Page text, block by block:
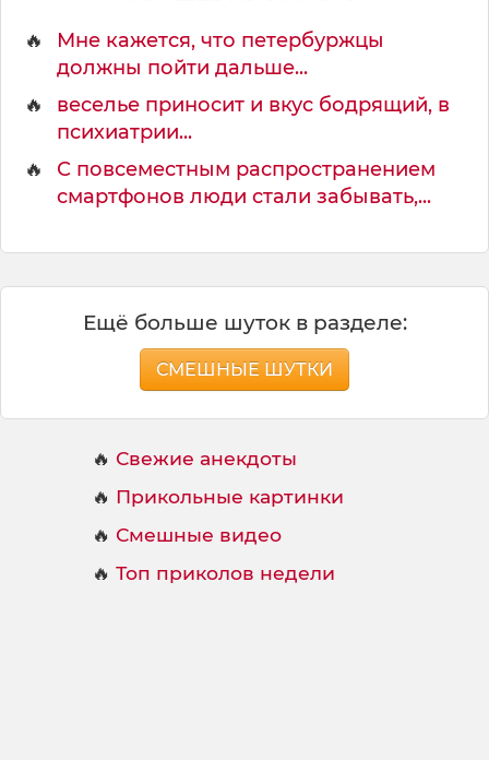
🔥
Мне кажется, что петербуржцы
должны пойти дальше...
🔥
веселье приносит и вкус бодрящий, в
психиатрии...
🔥
С повсеместным распространением
смартфонов люди стали забывать,...
Ещё больше шуток в разделе:
СМЕШНЫЕ ШУТКИ
🔥 Свежие анекдоты
🔥 Прикольные картинки
🔥 Смешные видео
🔥 Топ приколов недели